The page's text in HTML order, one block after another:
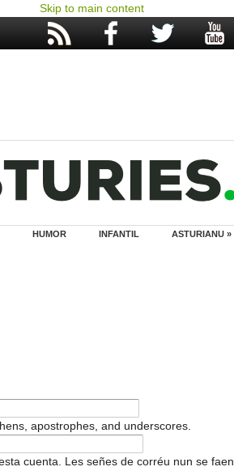
Skip to main content
HUMOR INFANTIL ASTURIANU »
apostrophes, and underscores.
cuenta. Les señes de corréu nun se faen